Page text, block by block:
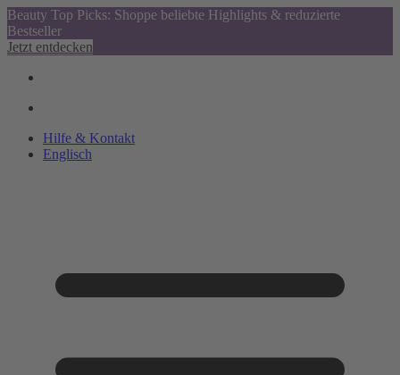
Beauty Top Picks: Shoppe beliebte Highlights & reduzierte
Bestseller
Jetzt entdecken
Hilfe & Kontakt
Englisch